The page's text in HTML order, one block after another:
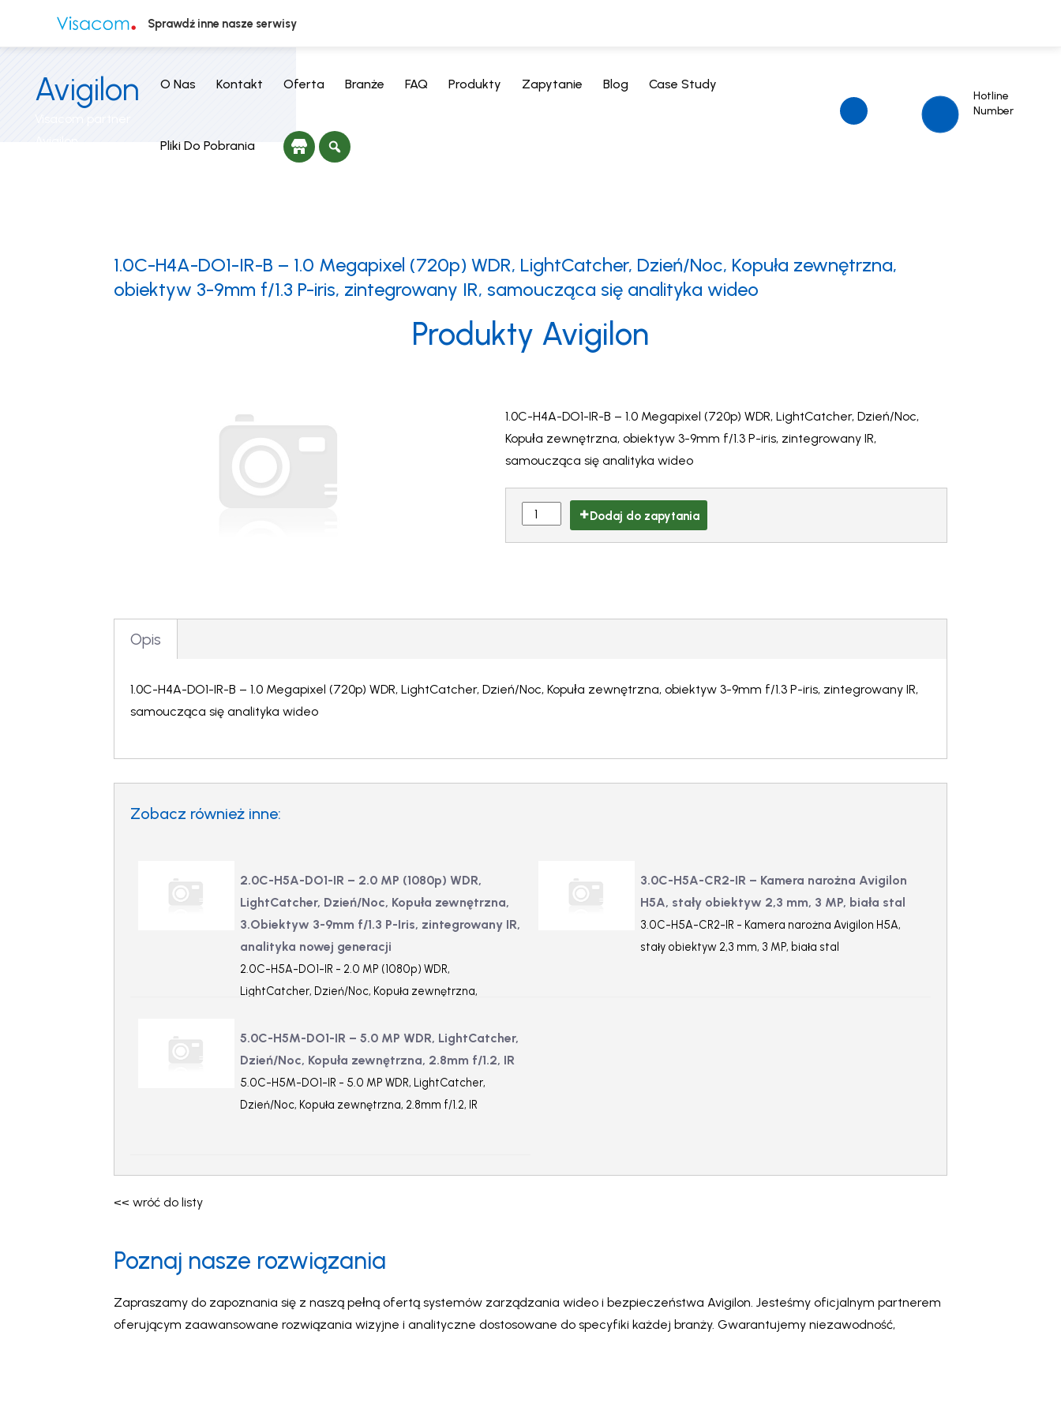
Avigilon
Visacom partner
Avigilon
O Nas Kontakt Oferta Branże FAQ Produkty Zapytanie Blog Case Study
Pliki Do Pobrania
Hotline
Number
1.0C-H4A-DO1-IR-B – 1.0 Megapixel (720p) WDR, LightCatcher, Dzień/Noc, Kopuła zewnętrzna,
obiektyw 3-9mm f/1.3 P-iris, zintegrowany IR, samoucząca się analityka wideo
Produkty Avigilon
1.0C-H4A-DO1-IR-B – 1.0 Megapixel (720p) WDR, LightCatcher, Dzień/Noc,
Kopuła zewnętrzna, obiektyw 3-9mm f/1.3 P-iris, zintegrowany IR,
samoucząca się analityka wideo
Dodaj do zapytania
Opis
1.0C-H4A-DO1-IR-B – 1.0 Megapixel (720p) WDR, LightCatcher, Dzień/Noc, Kopuła zewnętrzna, obiektyw 3-9mm f/1.3 P-iris, zintegrowany IR,
samoucząca się analityka wideo
Zobacz również inne:
2.0C-H5A-DO1-IR – 2.0 MP (1080p) WDR,
LightCatcher, Dzień/Noc, Kopuła zewnętrzna,
3.Obiektyw 3-9mm f/1.3 P-Iris, zintegrowany IR,
analityka nowej generacji
2.0C-H5A-DO1-IR - 2.0 MP (1080p) WDR,
LightCatcher, Dzień/Noc, Kopuła zewnętrzna,
analityka nowej generacji
3.0C-H5A-CR2-IR – Kamera narożna Avigilon
H5A, stały obiektyw 2,3 mm, 3 MP, biała stal
3.0C-H5A-CR2-IR - Kamera narożna Avigilon H5A,
stały obiektyw 2,3 mm, 3 MP, biała stal
5.0C-H5M-DO1-IR – 5.0 MP WDR, LightCatcher,
Dzień/Noc, Kopuła zewnętrzna, 2.8mm f/1.2, IR
5.0C-H5M-DO1-IR - 5.0 MP WDR, LightCatcher,
Dzień/Noc, Kopuła zewnętrzna, 2.8mm f/1.2, IR
<< wróć do listy
Poznaj nasze rozwiązania
Zapraszamy do zapoznania się z naszą pełną ofertą systemów zarządzania wideo i bezpieczeństwa Avigilon. Jesteśmy oficjalnym partnerem
oferującym zaawansowane rozwiązania wizyjne i analityczne dostosowane do specyfiki każdej branży. Gwarantujemy niezawodność,
Sprawdź inne nasze serwisy